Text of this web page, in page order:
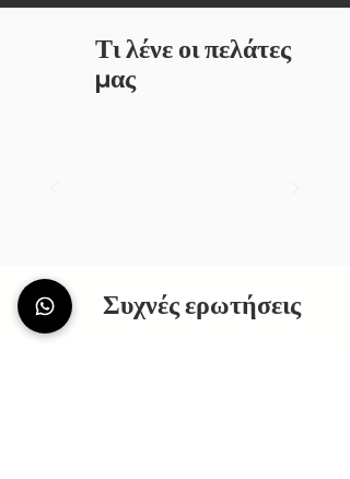
Τι λένε οι πελάτες
μας
Συχνές ερωτήσεις